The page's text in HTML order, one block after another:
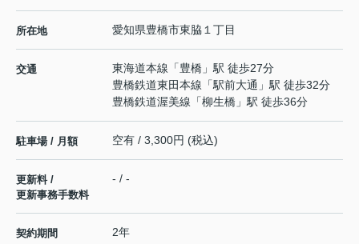
所在地 愛知県豊橋市東脇 １丁目
交通 東海道本線 「豊橋 」駅 徒歩27分
豊橋鉄道東田本線 「駅前大通 」駅 徒歩32分
豊橋鉄道渥美線 「柳生橋 」駅 徒歩36分
駐車場 / 月額 空有 / 3,300円 (税込)
更新料 /
更新事務手数料
- / -
契約期間 2年